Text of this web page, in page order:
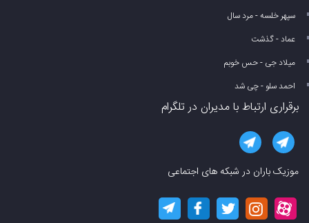
سپهر خلسه - مرد سال
عماد - گذشت
میلاد جی - حس خوبم
احمد سلو - چی شد
برقراری ارتباط با مدیران در تلگرام
موزیک باران در شبکه های اجتماعی